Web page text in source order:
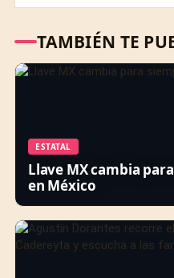
TAMBIÉN TE
ESTATAL
Llave MX cambia
en México